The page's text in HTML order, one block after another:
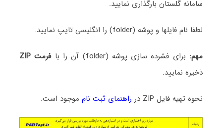
سامانه گلستان بارگذاری نمایید.
لطفا نام فایلها و پوشه (folder) را انگلیسی تایپ نمایید.
مهم: برای فشرده سازی پوشه (folder) آن را با
فرمت ZIP
ذخیره نمایید.
نحوه تهیه فایل ZIP در راهنمای ثبت نام موجود است.